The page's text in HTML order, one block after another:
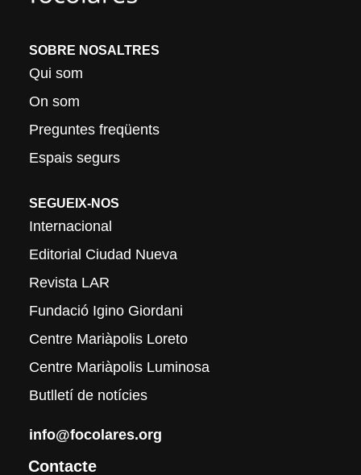
SOBRE NOSALTRES
Qui som
On som
Preguntes freqüents
Espais segurs
SEGUEIX-NOS
Internacional
Editorial Ciudad Nueva
Revista LAR
Fundació Igino Giordani
Centre Mariàpolis Loreto
Centre Mariàpolis Luminosa
Butlletí de notícies
info@focolares.org
Contacte